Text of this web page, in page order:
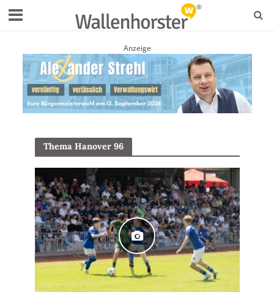
Anzeige
Thema Hanover 96